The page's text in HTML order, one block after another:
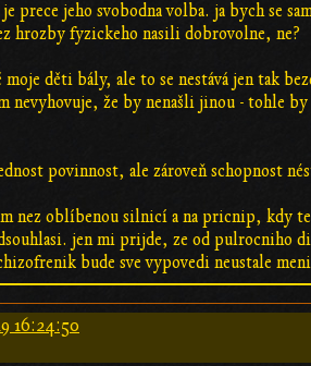
prece jeho svobodna volba. ja bych se
hrozby fyzickeho nasili dobrovolne, ne?
moje děti bály, ale to se nestává jen
nevyhovuje, že by nenašli jinou - tohle
povinnost, ale zároveň schopnost
nez oblíbenou silnicí a na pricnip, kdy
jen mi prijde, ze od pulrocniho
bude sve vypovedi neustale
16:24:50